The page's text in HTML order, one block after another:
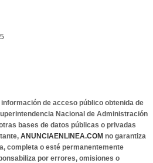
de acceso público obtenida de
Nacional de Administración
bases de datos públicas o privadas
ANUNCIAENLINEA.COM no garantiza
completa o esté permanentemente
por errores, omisiones o